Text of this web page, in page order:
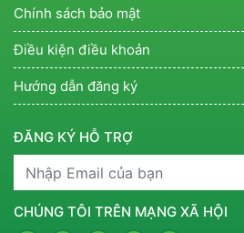
Chính sách bảo mật
Điều kiện điều khoản
Hướng dẫn đăng ký
ĐĂNG KÝ HỖ TRỢ
CHÚNG TÔI TRÊN MẠNG XÃ HỘI